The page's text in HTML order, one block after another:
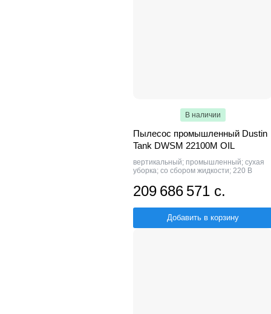
В наличии
Пылесос промышленный Dustin
Tank DWSM 22100M OIL
вертикальный; промышленный; сухая
уборка; со сбором жидкости; 220 В
209 686 571 с.
Добавить в корзину